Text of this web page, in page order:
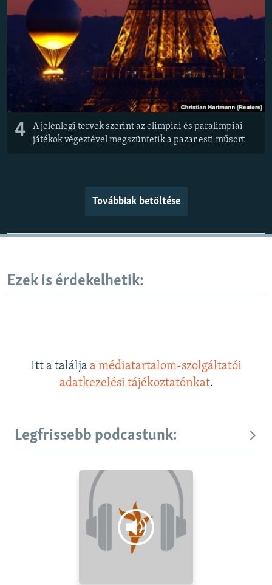
4
A jelenlegi tervek szerint az olimpiai és paralimpiai
játékok végeztével megszüntetik a pazar esti műsort
Továbbiak betöltése
Ezek is érdekelhetik:
Itt a találja a médiatartalom-szolgáltatói
adatkezelési tájékoztatónkat.
Legfrissebb podcastunk: